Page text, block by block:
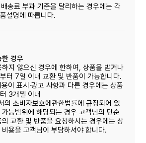
송료 부과 기준을 달리하는 경우에는 각
설명에 따릅니다.
경우
지 않으신 경우에 한하여, 상품을 받거나
터 7일 이내 교환 및 반품이 가능합니다.
이 표시·광고 사항과 다른 경우에는 상품
3개월 이내
의 소비자보호에관한법률에 규정되어 있
능범위에 해당되는 경우 고객님의 단순
교환 및 반품을 요청하시는 경우에는 상
용을 고객님이 부담하셔야 합니다.